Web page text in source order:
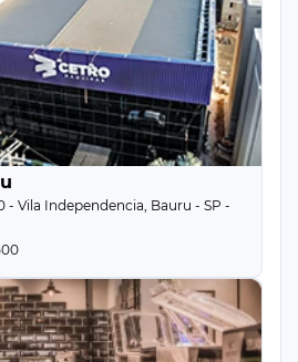
- Vila Independencia, Bauru - SP -